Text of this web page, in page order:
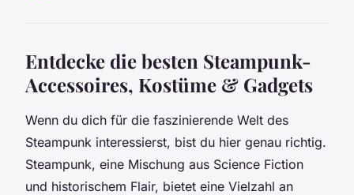
Entdecke die besten Steampunk-
Accessoires, Kostüme & Gadgets
Wenn du dich für die faszinierende Welt des
Steampunk interessierst, bist du hier genau richtig.
Steampunk, eine Mischung aus Science Fiction
und historischem Flair, bietet eine Vielzahl an